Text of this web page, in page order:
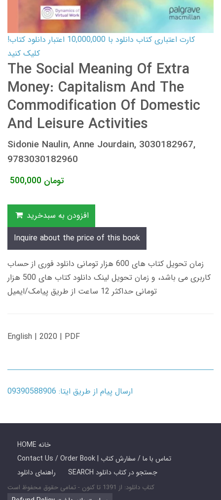
کارت اعتباری کتاب دانلود با 10,000,000 اعتبار دانلود کتاب!
کلیک کنید
The Social Meaning Of Extra
Money: Capitalism And The
Commodification Of Domestic
And Leisure Activities
Sidonie Naulin, Anne Jourdain, 3030182967,
9783030182960
500,000 تومان
افزودن به سبدخرید
Inquire about the price of this book
زمان تحویل کتاب های 600 هزار تومانی دانلود فوری از حساب
کاربری می باشد، و زمان تحویل لینک دانلود کتاب های 500 هزار
تومانی حداکثر 12 ساعت از طریق پیامک/ایمیل
English | 2020 | PDF
ارسال پیام از طریق ایتا: 09390588906
HOME خانه
Contact Us / Order Book | تماس با ما / سفارش کتاب
راهنمای دانلود
SEARCH جستجو در کتاب دانلود
کتاب دانلود: از 1391 تا کنون - تمامی حقوق محفوظ است